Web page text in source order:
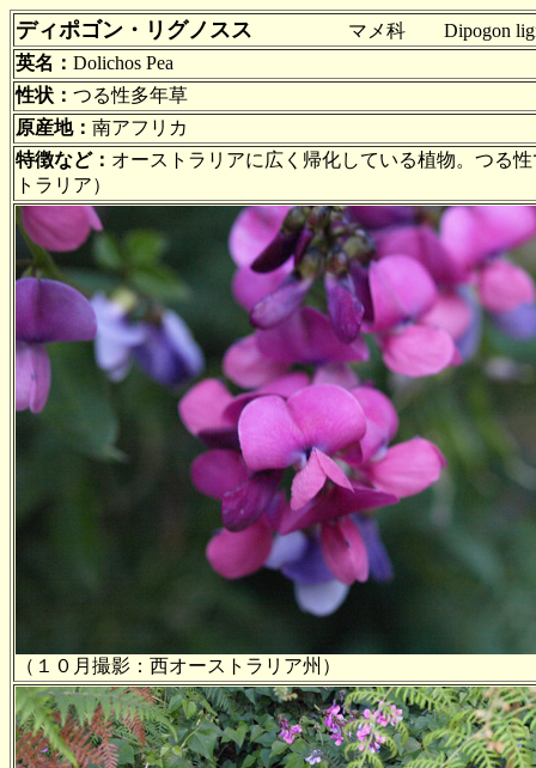
ディポゴン・リグノスス マメ科 Dipogon
英名： Dolichos Pea
性状： つる性多年草
原産地： 南アフリカ
特徴など： オーストラリアに広く帰化している植物。つる
トラリア）
（１０月撮影：西オーストラリア州）